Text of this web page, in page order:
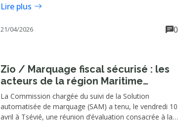
la transformation des espaces, la stimulation de la
réflexion et la redéfinition du lien communautaire.
Lire plus
21/04/2026 0
Zio / Marquage fiscal sécurisé : les
acteurs de la région Maritime
informés des résultats de la mission
de contrôle et de sensibilisation
La Commission chargée du suivi de la Solution
automatisée de marquage (SAM) a tenu, le vendredi 10
avril à Tsévié, une réunion d’évaluation consacrée à la